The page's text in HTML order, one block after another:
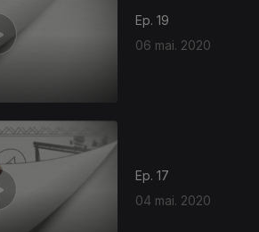
Ep. 19
06 mai. 2020
Ep. 17
04 mai. 2020